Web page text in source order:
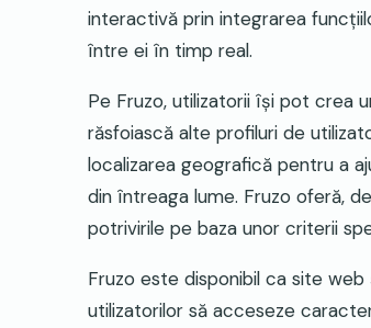
interactivă prin integrarea
între ei în timp real.
Pe Fruzo, utilizatorii își pot crea
răsfoiască alte profiluri de
localizarea geografică pentru a
din întreaga lume. Fruzo oferă,
potrivirile pe baza unor criterii
Fruzo este disponibil ca site
utilizatorilor să acceseze